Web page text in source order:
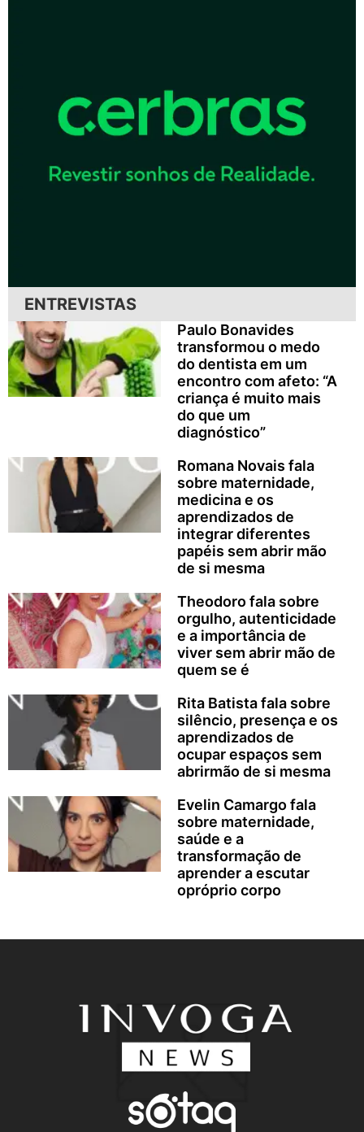
ENTREVISTAS
Paulo Bonavides
transformou o medo
do dentista em um
encontro com afeto: “A
criança é muito mais
do que um
diagnóstico”
Romana Novais fala
sobre maternidade,
medicina e os
aprendizados de
integrar diferentes
papéis sem abrir mão
de si mesma
Theodoro fala sobre
orgulho, autenticidade
e a importância de
viver sem abrir mão de
quem se é
Rita Batista fala sobre
silêncio, presença e os
aprendizados de
ocupar espaços sem
abrirmão de si mesma
Evelin Camargo fala
sobre maternidade,
saúde e a
transformação de
aprender a escutar
opróprio corpo